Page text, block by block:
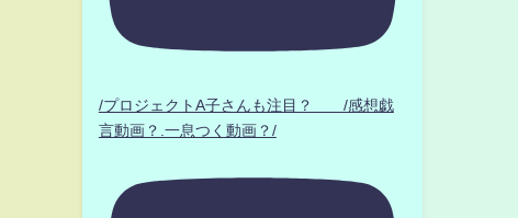
/プロジェクトA子さんも注目？ /感想戯
言動画？.一息つく動画？/